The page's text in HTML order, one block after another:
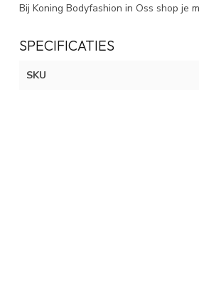
Bij Koning Bodyfashion in Oss shop je
SPECIFICATIES
SKU